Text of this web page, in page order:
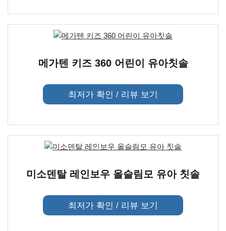
메가텐 키즈 360 어린이 유아칫솔
최저가 확인 / 리뷰 보기
미소덴탈 레인보우 올슬림모 유아 칫솔
최저가 확인 / 리뷰 보기